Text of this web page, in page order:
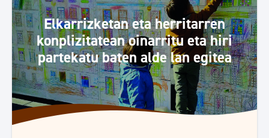
Elkarrizketan eta herritarren
konplizitatean oinarritu eta hiri
partekatu baten alde lan egitea